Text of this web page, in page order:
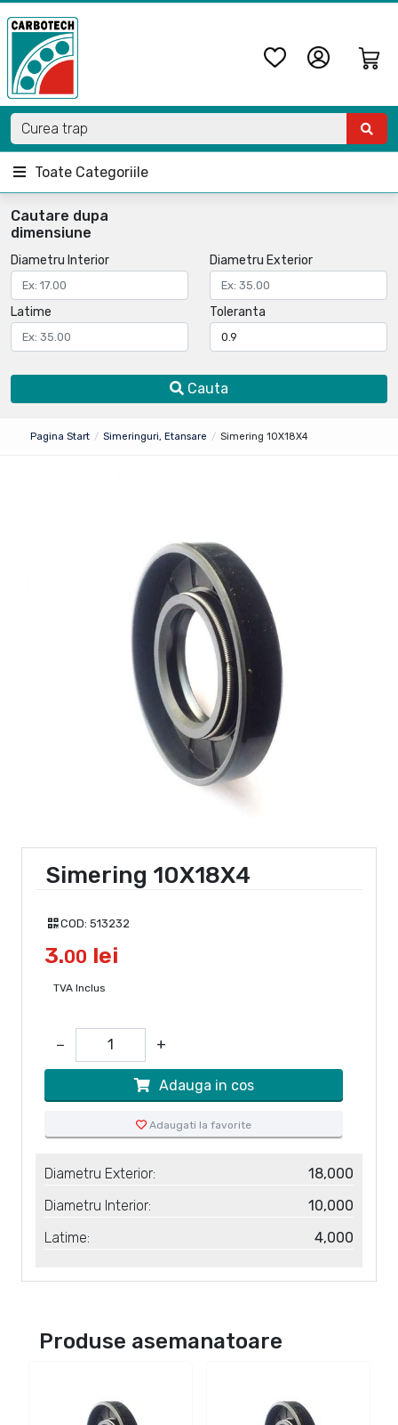
Toate Categoriile
Cautare dupa
dimensiune
Diametru Interior Diametru Exterior
Latime Toleranta
Cauta
Pagina Start Simeringuri, Etansare Simering 10X18X4
Simering 10X18X4
COD: 513232
3.00 lei
TVA Inclus
− +
Adauga in cos
Adaugati la favorite
Diametru Exterior:
18,000
Diametru Interior:
10,000
Latime:
4,000
Produse asemanatoare